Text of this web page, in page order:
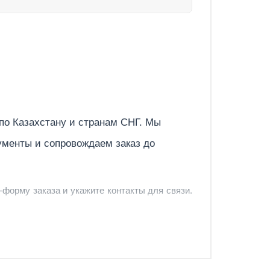
Казахстану и странам СНГ. Мы
и сопровождаем заказ до
заказа и укажите контакты для связи.
предложить удобный вариант доставки.